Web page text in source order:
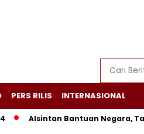
PERS RILIS INTERNASIONAL
Alsintan Bantuan Negara, Tapi